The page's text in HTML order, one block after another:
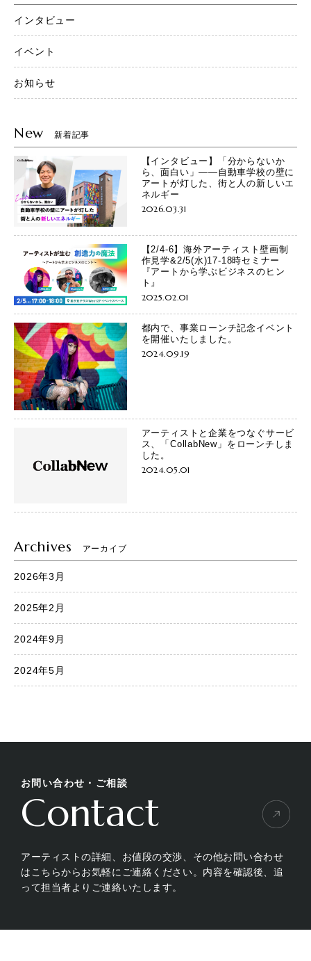
インタビュー
イベント
お知らせ
New 新着記事
【インタビュー】「分からないか
ら、面白い」——自動車学校の壁に
アートが灯した、街と人の新しいエ
ネルギー
2026.03.31
【2/4-6】海外アーティスト壁画制
作見学&2/5(水)17-18時セミナー
『アートから学ぶビジネスのヒン
ト』
2025.02.01
都内で、事業ローンチ記念イベント
を開催いたしました。
2024.09.19
アーティストと企業をつなぐサービ
ス、「CollabNew」をローンチしま
した。
2024.05.01
Archives アーカイブ
2026年3月
2025年2月
2024年9月
2024年5月
お問い合わせ・ご相談
Contact
アーティストの詳細、お値段の交渉、その他お問い合わせ
はこちらからお気軽にご連絡ください。内容を確認後、追
って担当者よりご連絡いたします。